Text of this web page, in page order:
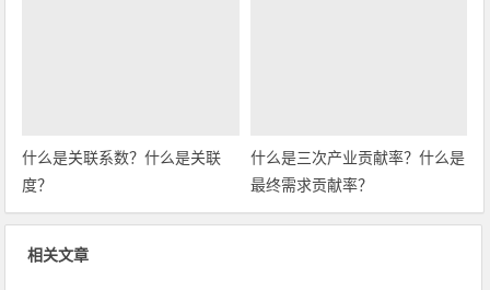
什么是关联系数？什么是关联
度？
什么是三次产业贡献率？什么是
最终需求贡献率？
相关文章